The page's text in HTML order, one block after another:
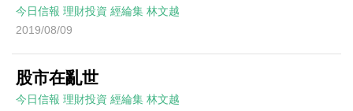
今日信報 理財投資 經綸集 林文越
2019/08/09
股市在亂世
今日信報 理財投資 經綸集 林文越